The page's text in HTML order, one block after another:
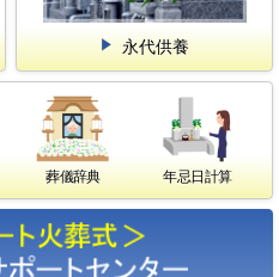
永代供養
葬儀辞典 年忌日計算